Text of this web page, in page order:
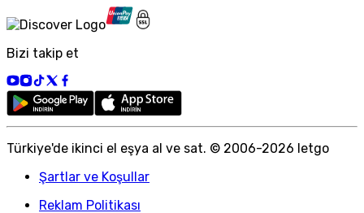
Bizi takip et
Türkiye'de ikinci el eşya al ve sat. © 2006-2026 letgo
Şartlar ve Koşullar
Reklam Politikası